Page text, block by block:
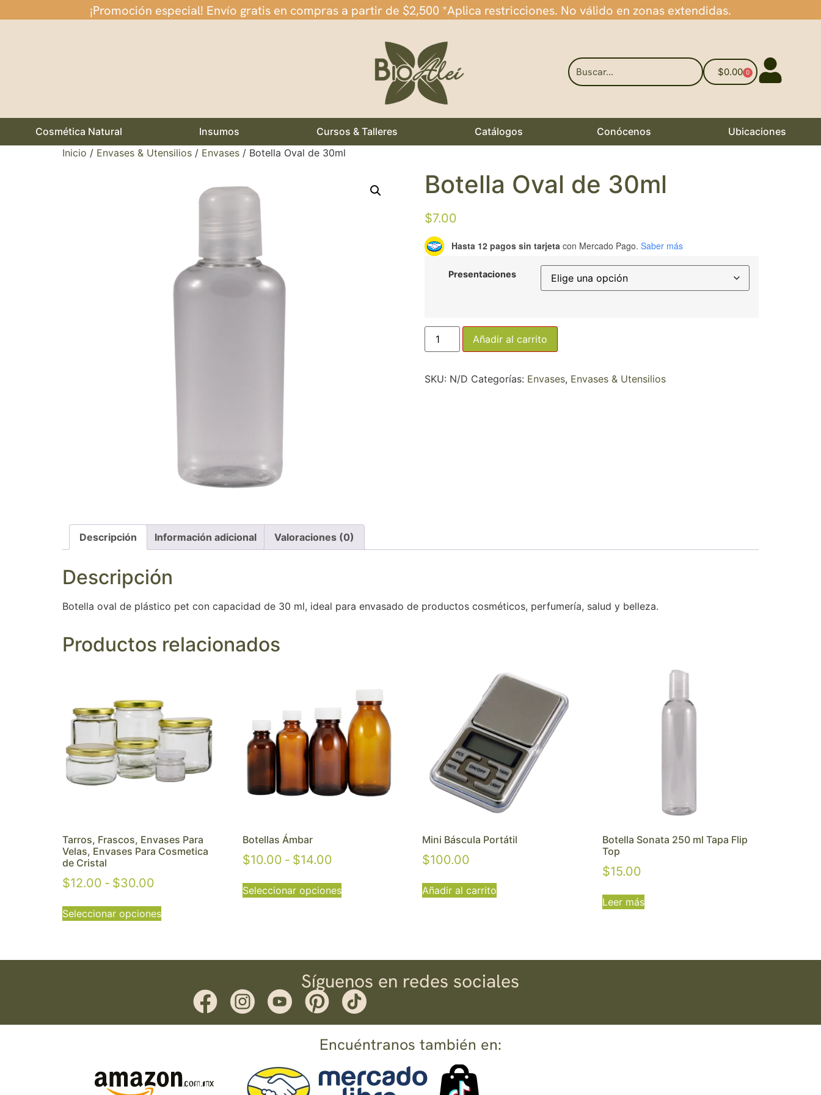
¡Promoción especial! Envío gratis en compras a partir de $2,500 *Aplica restricciones. No válido en zonas extendidas.
$0.00 0
Cosmética Natural Insumos Cursos & Talleres Catálogos Conócenos
Ubicaciones
Inicio / Envases & Utensilios / Envases / Botella Oval de 30ml
Botella Oval de 30ml
$7.00
Hasta 12 pagos sin tarjetacon Mercado Pago. Saber más
Presentaciones
Añadir al carrito
SKU: N/D Categorías: Envases, Envases & Utensilios
Descripción Información adicional Valoraciones (0)
Descripción
Botella oval de plástico pet con capacidad de 30 ml, ideal para envasado de productos cosméticos, perfumería, salud y belleza.
Productos relacionados
Tarros, Frascos, Envases Para
Velas, Envases Para Cosmetica
de Cristal
$12.00 - $30.00
Seleccionar opciones
Botellas Ámbar
$10.00 - $14.00
Seleccionar opciones
Mini Báscula Portátil
$100.00
Añadir al carrito
Botella Sonata 250 ml Tapa Flip
Top
$15.00
Leer más
Síguenos en redes sociales
Encuéntranos también en: